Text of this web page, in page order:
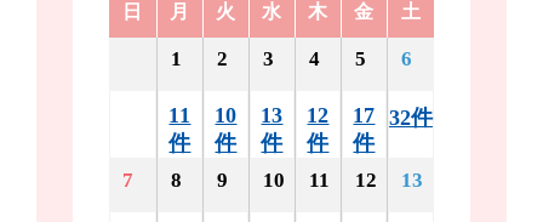
日 月 火 水 木 金 土
1
11
件
2
10
件
3
13
件
4
12
件
5
17
件
6
32件
7 8 9 10 11 12 13